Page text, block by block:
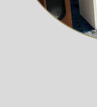
Tonabnemer